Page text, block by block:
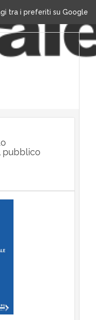
tra i preferiti su Google
pubblico